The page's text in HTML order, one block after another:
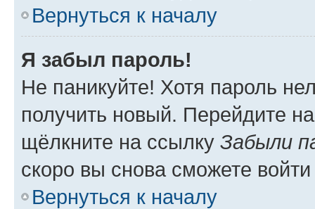
Вернуться к началу
Я забыл пароль!
Не паникуйте! Хотя пароль
получить новый. Перейдите
щёлкните на ссылку Забыли
скоро вы снова сможете
Вернуться к началу